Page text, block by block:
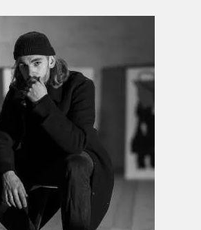
Universität Bremen, DE
Bremen, DE (06/22)
'Druckgrafik -
Universität Bremen, DE
Gallery (group), Venice, IT
(group), The Hidden Art
DE (09/22)